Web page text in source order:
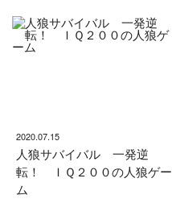
2020.07.15
人狼サバイバル 一発逆
転！ ＩＱ２００の人狼ゲー
ム